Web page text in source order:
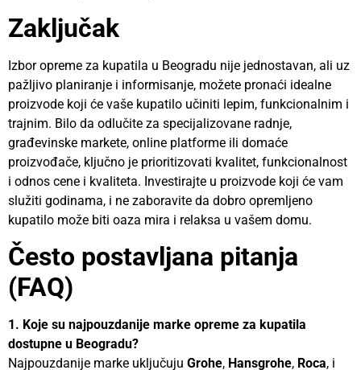
Zaključak
Izbor opreme za kupatila u Beogradu nije jednostavan, ali uz
pažljivo planiranje i informisanje, možete pronaći idealne
proizvode koji će vaše kupatilo učiniti lepim, funkcionalnim i
trajnim. Bilo da odlučite za specijalizovane radnje,
građevinske markete, online platforme ili domaće
proizvođače, ključno je prioritizovati kvalitet, funkcionalnost
i odnos cene i kvaliteta. Investirajte u proizvode koji će vam
služiti godinama, i ne zaboravite da dobro opremljeno
kupatilo može biti oaza mira i relaksa u vašem domu.
Često postavljana pitanja
(FAQ)
1. Koje su najpouzdanije marke opreme za kupatila
dostupne u Beogradu?
Najpouzdanije marke uključuju Grohe, Hansgrohe, Roca, i